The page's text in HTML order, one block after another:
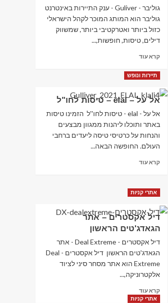
ביגוד
גוליבר - Guliver - ענק התיירות באינטרנט
גוליבר הוא המותג המוכר לקהל הישראלי
כזול ביותר ואטרקטיבי ביותר, שמשווק
דילים, טיסות, חופשות,...
קרא עודRead
about
–
גוליבר
–
באינטרנט
תיירות ונופש
אל על – elal – טיסות לחו"ל
אל על - elal - טיסות לחו''ל הזמינו טיסות
באתר ותוכלו ליהנות ממגוון מבצעים
והנחות על כרטיסי טיסה ליעדים ברחבי
העולם. החופשה הבאה...
קרא עודRead
אל
על –
–
טיסות
אתרי קניות
דיל אקסטרים – אתר
הגאדג'טים הראשון
דיל אקסטרים - Deal Extreme - אתר
הגאדג'טים הראשון דיל אקסטרים - Deal
Extreme הוא אתר מסחר סיני לציוד
אלקטרוניקה,...
קרא עודRead
more
אתרי קניות